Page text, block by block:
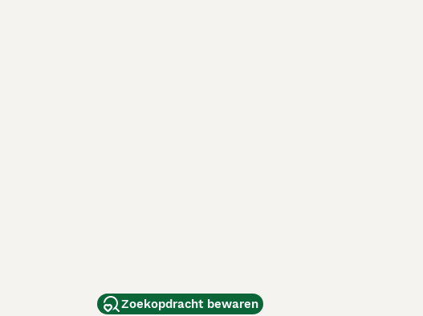
Zoekopdracht bewaren